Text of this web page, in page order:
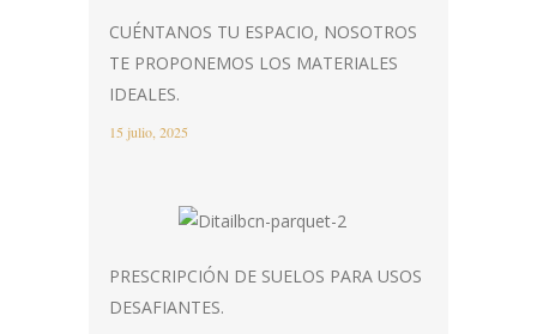
CUÉNTANOS TU ESPACIO, NOSOTROS
TE PROPONEMOS LOS MATERIALES
IDEALES.
15 julio, 2025
PRESCRIPCIÓN DE SUELOS PARA USOS
DESAFIANTES.